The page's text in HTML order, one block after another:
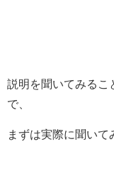
説明を聞いてみるこ
で、
まずは実際に聞いて